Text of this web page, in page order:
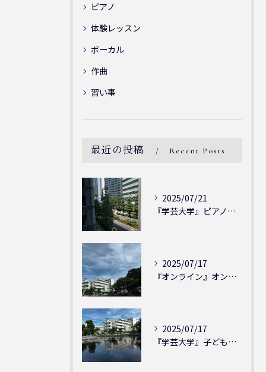
ピアノ
体験レッスン
ボーカル
作曲
習い事
最近の投稿 Recent Posts
2025/07/21
『学芸大学』ピアノを弾ける喜び - シェリー・アーツ音楽教室...
2025/07/17
『オンライン』オンラインの会員様大募集中！シェリー・アーツ音...
2025/07/17
『学芸大学』子どもには子どもの表現が大切！シェリー・アーツ音...